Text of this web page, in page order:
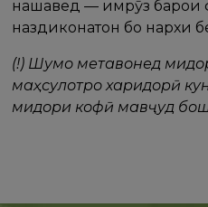
нашавед — имрӯз барои
наздиконатон бо нархи
(!) Шумо метавонед
маҳсулотро харидорӣ
миқдори кофӣ мавҷуд